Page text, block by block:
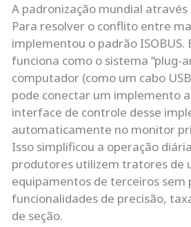
A padronização mundial através
Para resolver o conflito entre
implementou o padrão ISOBUS.
funciona como o sistema “plug-
computador (como um cabo
pode conectar um implemento
interface de controle desse
automaticamente no monitor
Isso simplificou a operação
produtores utilizem tratores de
equipamentos de terceiros sem
funcionalidades de precisão,
de seção.